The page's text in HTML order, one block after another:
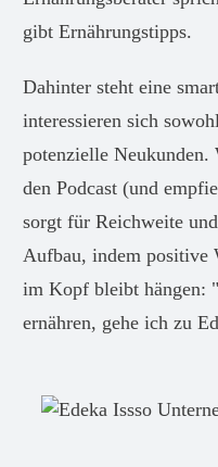
gibt Ernährungstipps.
Dahinter steht eine
interessieren sich
potenzielle
den Podcast (und
sorgt für Reichweite
Aufbau, indem positive
im Kopf bleibt hängen:
ernähren, gehe ich zu